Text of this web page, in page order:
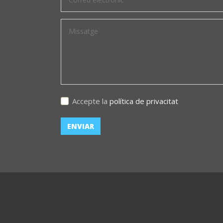
Accepte la política de privacitat